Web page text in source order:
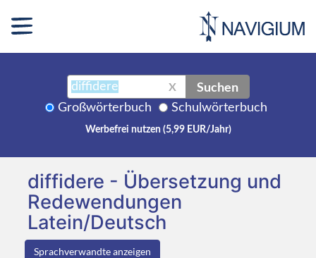
X Suchen
Großwörterbuch Schulwörterbuch
Werbefrei nutzen (5,99 EUR/Jahr)
diffidere - Übersetzung und
Redewendungen
Latein/Deutsch
Sprachverwandte anzeigen